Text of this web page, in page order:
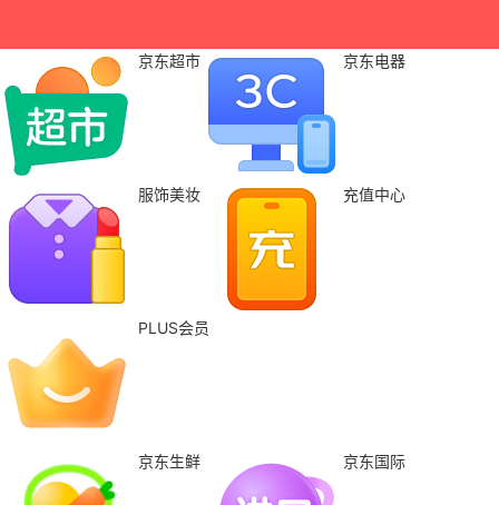
京东超市 京东电器
服饰美妆 充值中心
PLUS会员
京东生鲜 京东国际